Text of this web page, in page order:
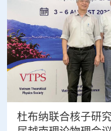
杜布纳联合核子研